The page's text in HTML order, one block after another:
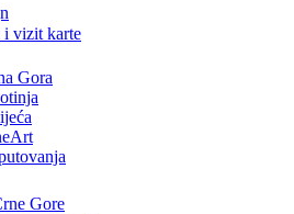
i vizit karte
Gora
Gore